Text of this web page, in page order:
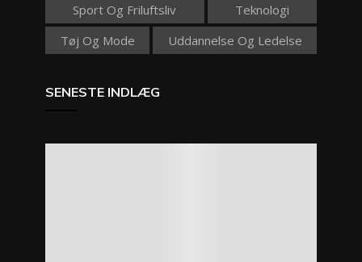
Sport Og Friluftsliv
Teknologi
Tøj Og Mode
Uddannelse Og Ledelse
SENESTE INDLÆG